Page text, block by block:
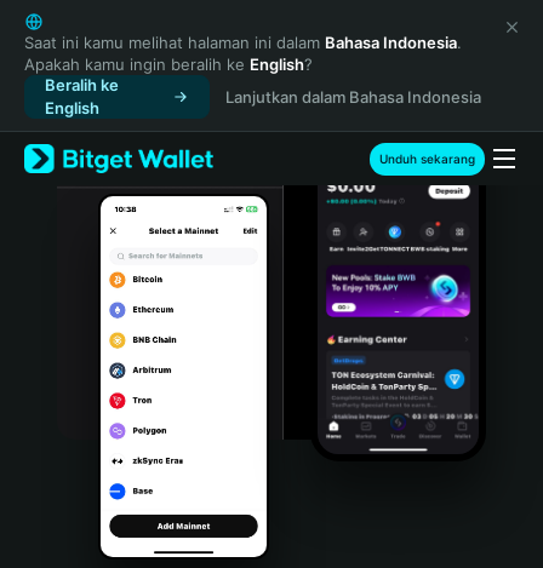
English
日本語
Tiếng Việt
Русский
Español (Latinoamérica)
Türkçe
Italiano
Português (Portugal)
Bahasa Indonesia
Português (Brasil)
Español (Argentina)
Saat ini kamu melihat halaman ini dalam Bahasa Indonesia.
Apakah kamu ingin beralih ke English?
Beralih ke
English
Lanjutkan dalam Bahasa Indonesia
Unduh sekarang